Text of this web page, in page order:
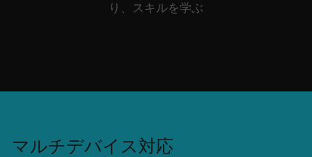
り、スキルを学ぶ
マルチデバイス対応